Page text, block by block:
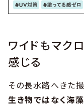
ワイドもマク
感じる
その長水路へきた
生き物ではなく海藻